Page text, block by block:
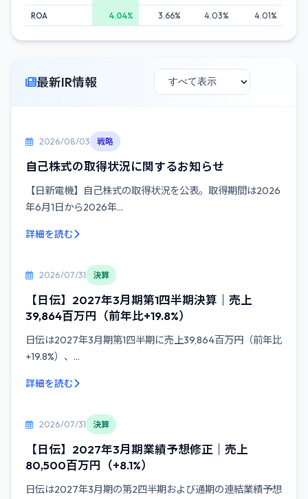
ROA
4.04% 3.66% 4.03% 4.01%
最新IR情報
2026/08/03 戦略
自己株式の取得状況に関するお知らせ
【日新電機】自己株式の取得状況を公表。取得期間は2026
年6月1日から2026年...
詳細を読む
2026/07/31 決算
【日伝】2027年3月期第1四半期決算｜売上
39,864百万円（前年比+19.8%）
日伝は2027年3月期第1四半期に売上39,864百万円（前年比
+19.8%）、...
詳細を読む
2026/07/31 決算
【日伝】2027年3月期業績予想修正｜売上
80,500百万円（+8.1%）
日伝は2027年3月期の第2四半期および通期の連結業績予想